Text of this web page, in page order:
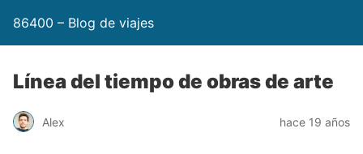
86400 – Blog de viajes
Línea del tiempo de obras de arte
Alex hace 19 años